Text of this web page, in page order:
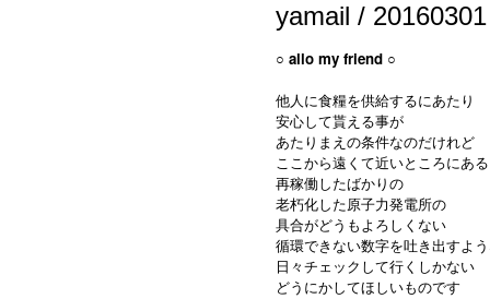
yamail / 20160301
○ allo my friend ○
他人に食糧を供給するにあたり
安心して貰える事が
あたりまえの条件なのだけれど
ここから遠くて近いところにある
再稼働したばかりの
老朽化した原子力発電所の
具合がどうもよろしくない
循環できない数字を吐き出すよ
日々チェックして行くしかない
どうにかしてほしいものです